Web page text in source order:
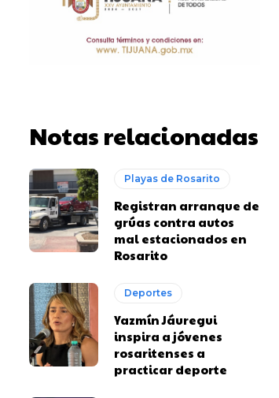
Notas relacionadas
Playas de Rosarito
Registran arranque de
grúas contra autos
mal estacionados en
Rosarito
Deportes
Yazmín Jáuregui
inspira a jóvenes
rosaritenses a
practicar deporte